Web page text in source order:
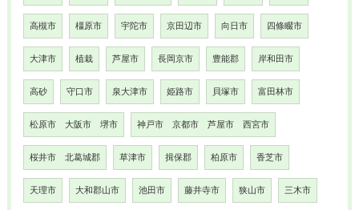
高槻市 橿原市 宇陀市 京田辺市 向日市 四條畷市
大津市 植栽 芦屋市 長岡京市 豊能郡 岸和田市
高砂 守口市 泉大津市 姫路市 貝塚市 富田林市
松原市 大阪市 堺市 神戸市 京都市 芦屋市 西宮市
桜井市 北葛城郡 草津市 揖保郡 柏原市 香芝市
天理市 大和郡山市 池田市 藤井寺市 狭山市 三木市